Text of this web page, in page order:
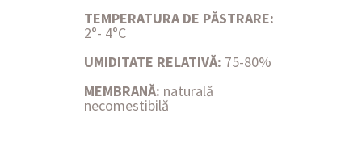
TEMPERATURA DE PĂSTRARE:
2°- 4°C
UMIDITATE RELATIVĂ: 75-80%
MEMBRANĂ: naturală
necomestibilă